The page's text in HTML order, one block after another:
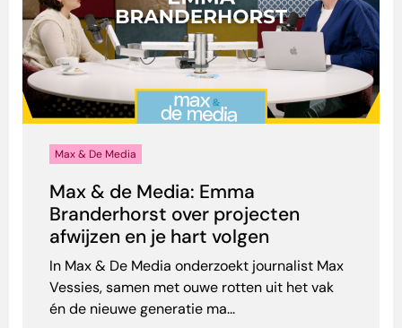
Max & De Media
Max & de Media: Emma
Branderhorst over projecten
afwijzen en je hart volgen
In Max & De Media onderzoekt journalist Max
Vessies, samen met ouwe rotten uit het vak
én de nieuwe generatie ma...